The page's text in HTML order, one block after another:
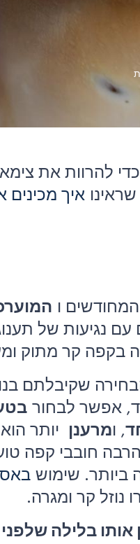
להרוות את
איך
ו
נגיעות של
בקפה קר מתוק
שקיבלתם
אפשר לבחור
, ומרענן
יותר
ביותר. שימוש
נוזל קר ומגרה.
אותו בלילה שלפני